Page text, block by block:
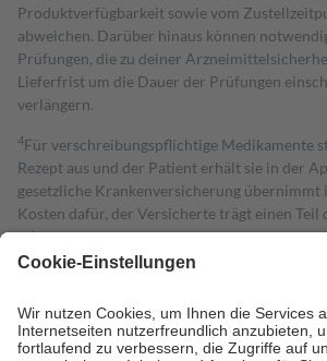
Produktverfügbarkeit sowie vom
abweichen. Darüber hinaus können
Prüfungen, die zu deiner
Lieferfrist um die Dauer der Prüfungen
verlängern.
4Für verschreibungspflichtige Medikamente
Rezept aus und der Patient erhält sie in der
gesetzliche Krankenversicherung übernimmt
Kosten dafür, der Versicherte trägt einen Teil
mit.
Grundsätzlich leisten Mitglieder Zuzahlungen
höchstens zehn Euro.
Es sind jedoch nie
Kosten der Leistung zu entrichten.
Diese Regeln gelten grundsätzlich auch für